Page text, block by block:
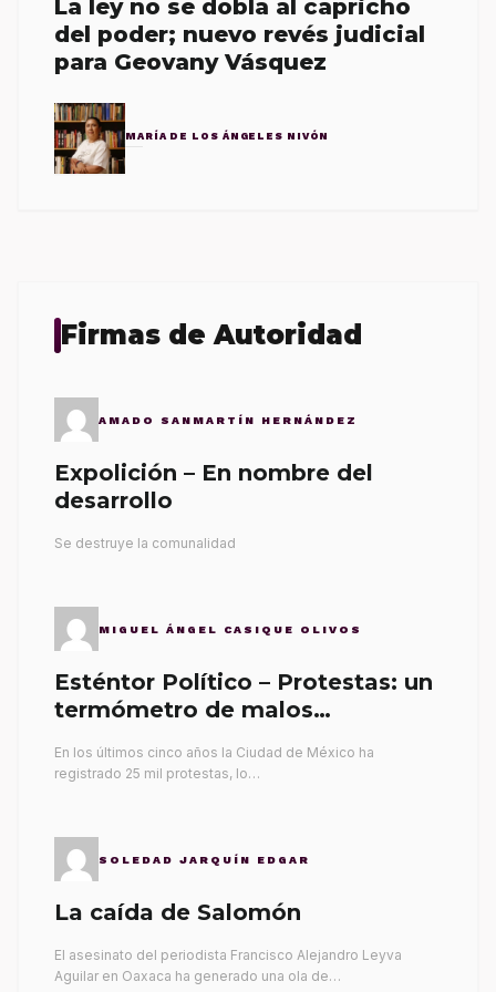
La ley no se dobla al capricho
del poder; nuevo revés judicial
para Geovany Vásquez
MARÍA DE LOS ÁNGELES NIVÓN
Firmas de Autoridad
AMADO SANMARTÍN HERNÁNDEZ
Expolición – En nombre del
desarrollo
Se destruye la comunalidad
MIGUEL ÁNGEL CASIQUE OLIVOS
Esténtor Político – Protestas: un
termómetro de malos
En los últimos cinco años la Ciudad de México ha
registrado 25 mil protestas, lo…
SOLEDAD JARQUÍN EDGAR
La caída de Salomón
El asesinato del periodista Francisco Alejandro Leyva
Aguilar en Oaxaca ha generado una ola de…